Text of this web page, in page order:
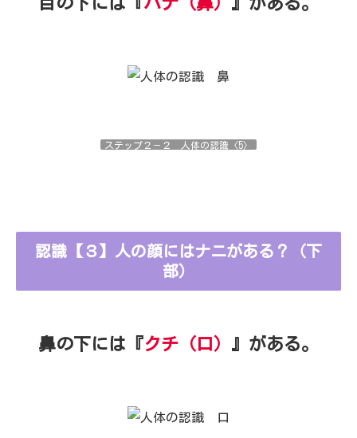
ステップ２－２ 人体の認識〈5〉
認識【３】人の顔にはナニがある？（下
部）
鼻の下には『クチ（口） 』がある。